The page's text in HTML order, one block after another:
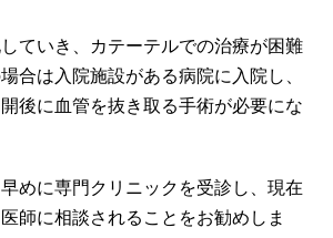
ていき、カテーテルでの治療が困難
合は入院施設がある病院に入院し、
後に血管を抜き取る手術が必要にな
めに専門クリニックを受診し、現在
師に相談されることをお勧めしま